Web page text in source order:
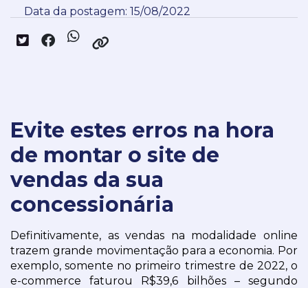
Data da postagem: 15/08/2022
Evite estes erros na hora
de montar o site de
vendas da sua
concessionária
Definitivamente, as vendas na modalidade online
trazem grande movimentação para a economia. Por
exemplo, somente no primeiro trimestre de 2022, o
e-commerce faturou R$39,6 bilhões – segundo